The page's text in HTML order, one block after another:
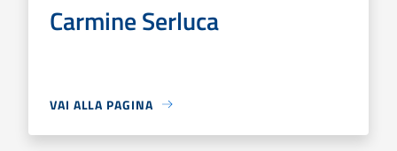
Carmine Serluca
VAI ALLA PAGINA